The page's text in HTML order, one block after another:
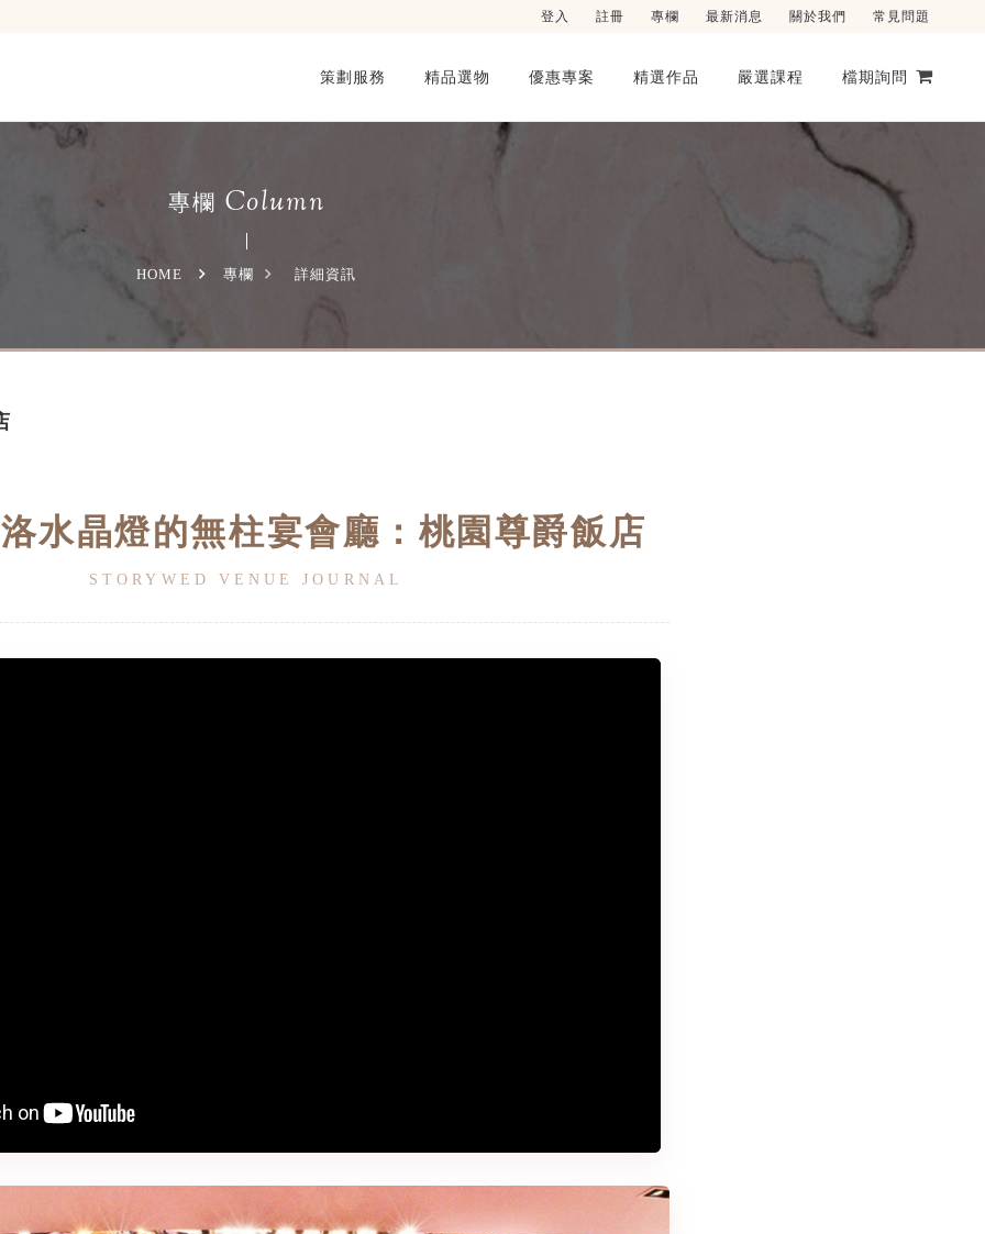
登入 註冊 專欄 最新消息 關於我們 常見問題
策劃服務 精品選物 優惠專案 精選作品 嚴選課程 檔期詢問
專欄 Column
HOME 專欄 詳細資訊
水晶燈的無柱宴會廳：桃園尊爵飯店
STORYWED VENUE JOURNAL